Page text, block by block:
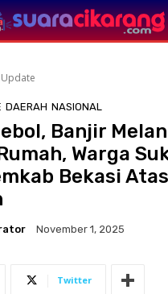
DAERAH NASIONAL
Banjir
Warga
Bekasi
November 1, 2025
Twitter